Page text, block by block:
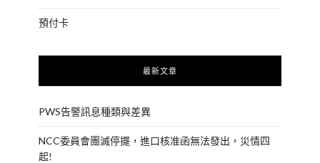
預付卡
最新文章
PWS告警訊息種類與差異
NCC委員會團滅停擺，進口核准函無法發出，災情四
起!